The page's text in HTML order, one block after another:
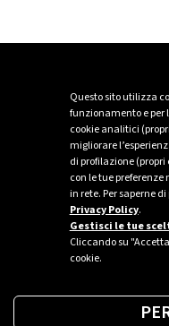
Questo sito utilizza
funzionamento e per
cookie analitici
migliorare
di profilazione
con le tue
in rete. Per saperne
Privacy Policy.
Gestisci le tue
Cliccando su
cookie.